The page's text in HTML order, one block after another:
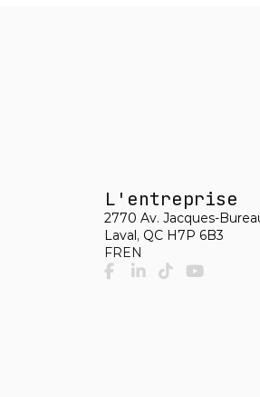
L'entreprise
2770 Av. Jacques-
Laval, QC H7P 6B3
FREN
facebook-f
linkedin-in tiktok youtube